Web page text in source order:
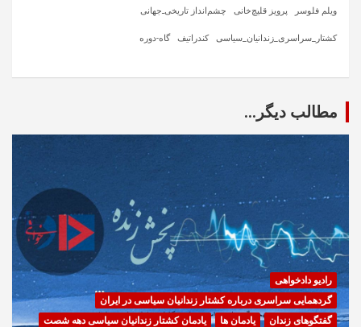
ویلم فلوسر پرویز قلیچ‌خانی چشم‌انداز تاریخی‌ـ‌جهانی
کشتار_سراسری_زندانیان_سیاسی کندراتیف گاه-دوره
مطالب دیگر...
رادیو دادخواهی
گردهمایی سراسری درباره کشتار زندانیان سیاسی در ایران
گفتگوهای زندان
یادمان ها یادمان کشتار زندانیان سیاسی دهه شصت